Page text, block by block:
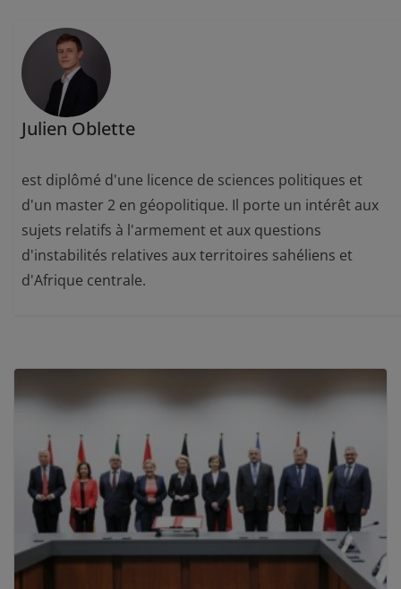
Julien Oblette
est diplômé d'une licence de sciences politiques et
d'un master 2 en géopolitique. Il porte un intérêt aux
sujets relatifs à l'armement et aux questions
d'instabilités relatives aux territoires sahéliens et
d'Afrique centrale.